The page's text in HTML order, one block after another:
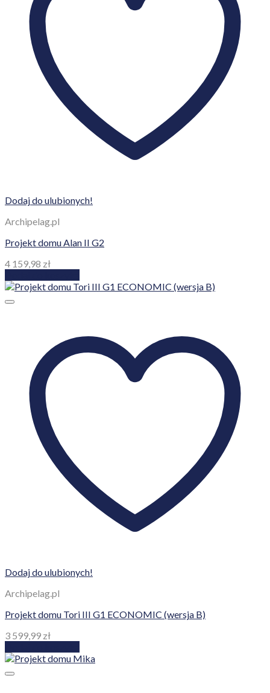
Dodaj do ulubionych!
Archipelag.pl
Projekt domu Alan II G2
4 159,98 zł
Dodaj do ulubionych!
Archipelag.pl
Projekt domu Tori III G1 ECONOMIC (wersja B)
3 599,99 zł